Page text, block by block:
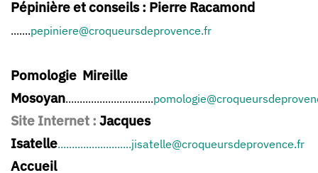
Pépinière et conseils : Pierre Racamond
.......pepiniere@croqueursdeprovence.fr
Pomologie Mireille
Mosoyan...............................
Site Internet : Jacques
Isatelle..........................jisatelle@croqueursdeprovence.fr
Accueil